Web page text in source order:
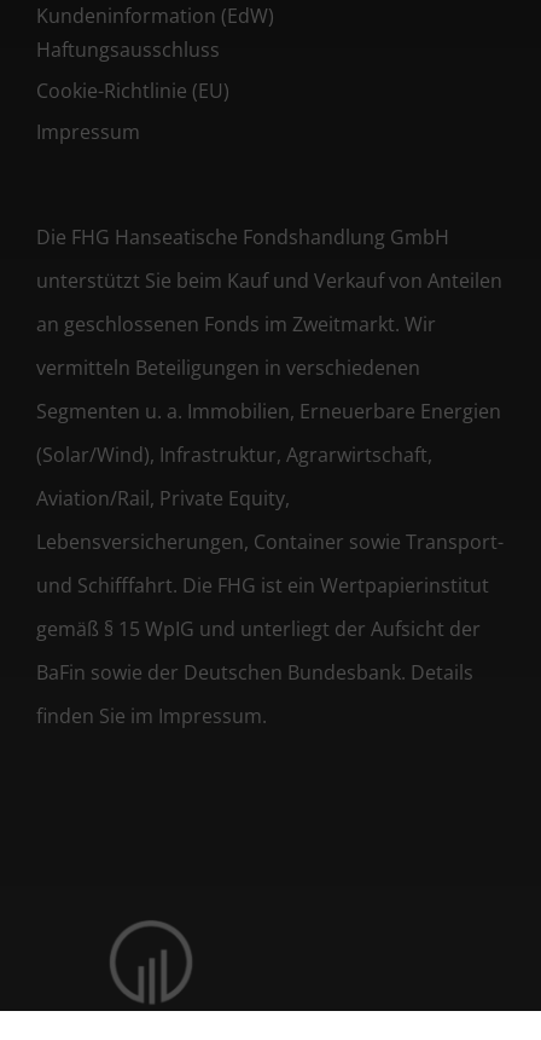
Kundeninformation (EdW)
Haftungsausschluss
Cookie-Richtlinie (EU)
Impressum
Die FHG Hanseatische Fondshandlung GmbH
unterstützt Sie beim Kauf und Verkauf von Anteilen
an geschlossenen Fonds im Zweitmarkt. Wir
vermitteln Beteiligungen in verschiedenen
Segmenten u. a. Immobilien, Erneuerbare Energien
(Solar/Wind), Infrastruktur, Agrarwirtschaft,
Aviation/Rail, Private Equity,
Lebensversicherungen, Container sowie Transport-
und Schifffahrt. Die FHG ist ein Wertpapierinstitut
gemäß § 15 WpIG und unterliegt der Aufsicht der
BaFin sowie der Deutschen Bundesbank. Details
finden Sie im Impressum.